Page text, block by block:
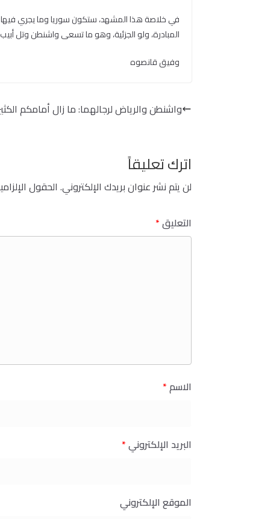
في خلاصة هذا المشهد، ستكون سوريا وما يجري فيها
المبادرة، ولو الجزئية، وهو ما تسعى واشنطن وتل
وفيق قانصوه
واشنطن والرياض لرجالهما: ما زال أمامكم
اترك تعليقاً
لن يتم نشر عنوان بريدك الإلكتروني.الحقول
التعليق*
الاسم*
البريد الإلكتروني*
الموقع الإلكتروني